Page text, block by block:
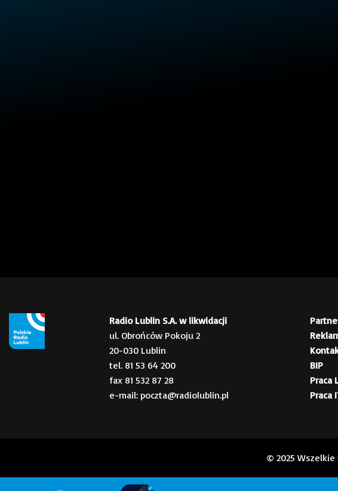
Radio Lublin S.A. w likwidacji
ul. Obrońców Pokoju 2
20-030 Lublin
tel. 81 53 64 200
fax 81 532 87 28
e-mail: poczta@radiolublin.pl
BIP
Praca
Praca
© 2025 Wszelkie